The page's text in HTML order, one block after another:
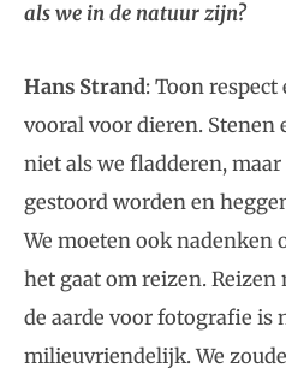
als we in de natuur zijn?
Hans Strand: Toon
vooral voor dieren. Stenen
niet als we fladderen,
gestoord worden en
We moeten ook nadenken
het gaat om reizen. Reizen
de aarde voor fotografie is
milieuvriendelijk. We